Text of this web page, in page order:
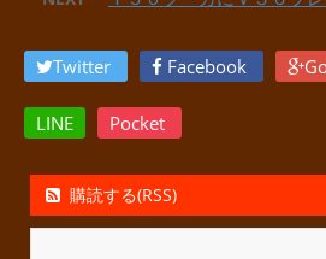
Twitter Facebook
LINE Pocket
購読する(RSS)